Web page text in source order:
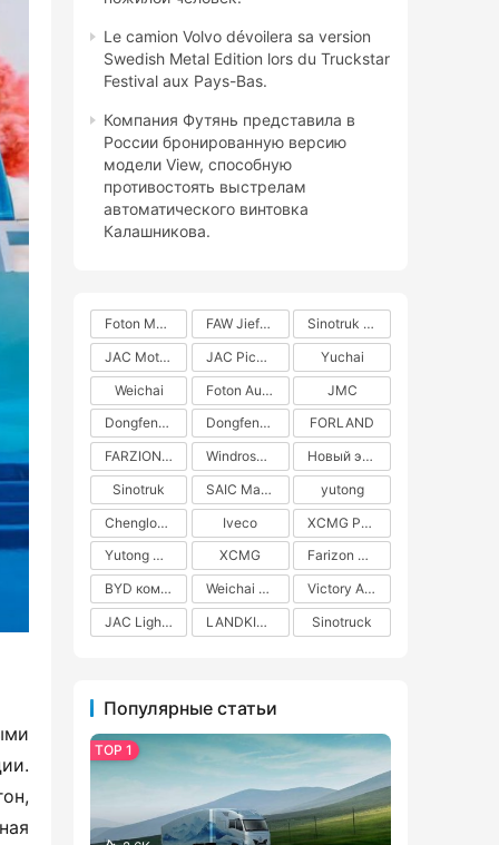
Le camion Volvo dévoilera sa version
Swedish Metal Edition lors du Truckstar
Festival aux Pays-Bas.
Компания Футянь представила в
России бронированную версию
модели View, способную
противостоять выстрелам
автоматического винтовка
Калашникова.
Foton Motors FAW Jiefang
Sinotruk Group
JAC Motors
JAC Pickups
Yuchai
Weichai
Foton Auman
JMC
Dongfeng Commercial Vehicles
Dongfeng Liuzhou Motor
FORLAND
FARZION AUTO
Windrose Technology
Новый энергетический грузовик
Sinotruk
SAIC Maxus
yutong
Chenglong H5
Iveco
XCMG Pure Electric Heavy Truck
Yutong Heavy Truck
XCMG
Farizon New Energy
BYD коммерческие автомобили на новых источниках энергии
Weichai Power
Victory Auto
JAC Light Truck
LANDKING Sinotruck
Популярные статьи